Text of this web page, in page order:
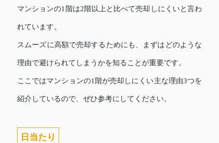
マンションの1階は2階以上と比べて売却しにくいと言わ
れています。
スムーズに高額で売却するためにも、まずはどのような
理由で避けられてしまうかを知ることが重要です。
ここではマンションの1階が売却しにくい主な理由3つを
紹介しているので、ぜひ参考にしてください。
日当たり